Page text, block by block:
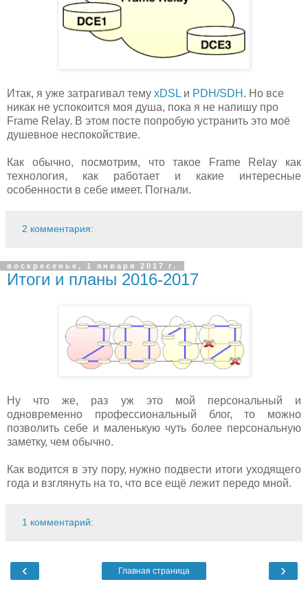
Итак, я уже затрагивал тему xDSL и PDH/SDH . Но все
никак не успокоится моя душа, пока я не напишу про
Frame Relay. В этом посте попробую устранить это моё
душевное неспокойствие.
Как обычно, посмотрим, что такое Frame Relay как
технология, как работает и какие интересные
особенности в себе имеет. Погнали.
2 комментария:
воскресенье, 1 января 2017 г.
Итоги и планы 2016-2017
Ну что же, раз уж это мой персональный и
одновременно профессиональный блог, то можно
позволить себе и маленькую чуть более персональную
заметку, чем обычно.
Как водится в эту пору, нужно подвести итоги уходящего
года и взглянуть на то, что все ещё лежит передо мной.
1 комментарий:
‹ ›
Главная страница